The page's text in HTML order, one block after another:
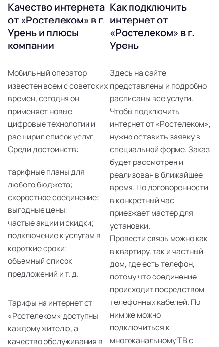
Качество интернета
от «Ростелеком» в г.
Урень и плюсы
компании
Мобильный оператор
известен всем с советских
времен, сегодня он
применяет новые
цифровые технологии и
расширил список услуг.
Среди достоинств:
тарифные планы для
любого бюджета;
скоростное соединение;
выгодные цены;
частые акции и скидки;
подключение к услугам в
короткие сроки;
объемный список
предложений и т. д.
Тарифы на интернет от
«Ростелеком» доступны
каждому жителю, а
качество обслуживания в
Как подключить
интернет от
«Ростелеком» в г.
Урень
Здесь на сайте
представлены и подробно
расписаны все услуги.
Чтобы подключить
интернет от «Ростелеком»,
нужно оставить заявку в
специальной форме. Заказ
будет рассмотрен и
реализован в ближайшее
время. По договоренности
в конкретный час
приезжает мастер для
установки.
Провести связь можно как
в квартиру, так и частный
дом, где есть телефон,
потому что соединение
происходит посредством
телефонных кабелей. По
ним же можно
подключиться к
многоканальному ТВ с